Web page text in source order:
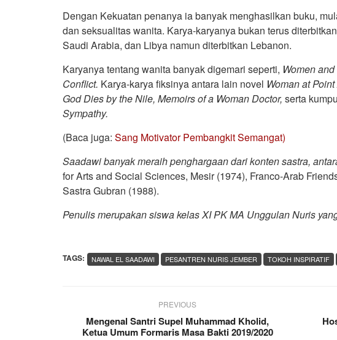
Dengan Kekuatan penanya ia banyak menghasilkan buku,
dan seksualitas wanita. Karya-karyanya bukan terus
Saudi Arabia, dan Libya namun diterbitkan Lebanon.
Karyanya tentang wanita banyak digemari seperti, Women
Conflict. Karya-karya fiksinya antara lain novel Woman at
God Dies by the Nile, Memoirs of a Woman Doctor, serta
Sympathy.
(Baca juga: Sang Motivator Pembangkit Semangat)
Saadawi banyak meraih penghargaan dari konten sastra,
for Arts and Social Sciences, Mesir (1974), Franco-Arab
Sastra Gubran (1988).
Penulis merupakan siswa kelas XI PK MA Unggulan Nuris
TAGS: NAWAL EL SAADAWI PESANTREN NURIS JEMBER TOKOH INSPIRATIF
PREVIOUS
Mengenal Santri Supel Muhammad Kholid,
Ketua Umum Formaris Masa Bakti 2019/2020